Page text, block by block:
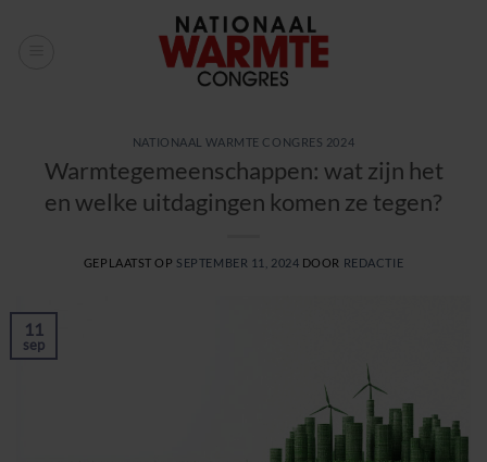
NATIONAAL WARMTE CONGRES 2024
Warmtegemeenschappen: wat zijn het
en welke uitdagingen komen ze tegen?
GEPLAATST OP SEPTEMBER 11, 2024 DOOR REDACTIE
11
sep